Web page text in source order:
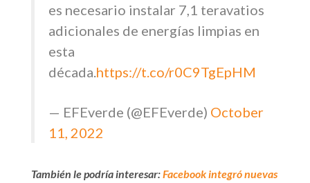
es necesario instalar 7,1 teravatios
adicionales de energías limpias en
esta
década.https://t.co/r0C9TgEpHM
— EFEverde (@EFEverde) October
11, 2022
También le podría interesar:Facebook integró nuevas